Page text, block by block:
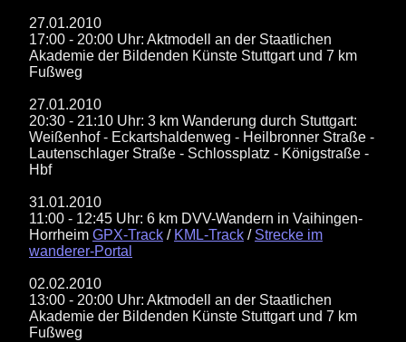
27.01.2010
17:00 - 20:00 Uhr: Aktmodell an der Staatlichen
Akademie der Bildenden Künste Stuttgart und 7 km
Fußweg
27.01.2010
20:30 - 21:10 Uhr: 3 km Wanderung durch Stuttgart:
Weißenhof - Eckartshaldenweg - Heilbronner Straße -
Lautenschlager Straße - Schlossplatz - Königstraße -
Hbf
31.01.2010
11:00 - 12:45 Uhr: 6 km DVV-Wandern in Vaihingen-
Horrheim GPX-Track / KML-Track / Strecke im
wanderer-Portal
02.02.2010
13:00 - 20:00 Uhr: Aktmodell an der Staatlichen
Akademie der Bildenden Künste Stuttgart und 7 km
Fußweg